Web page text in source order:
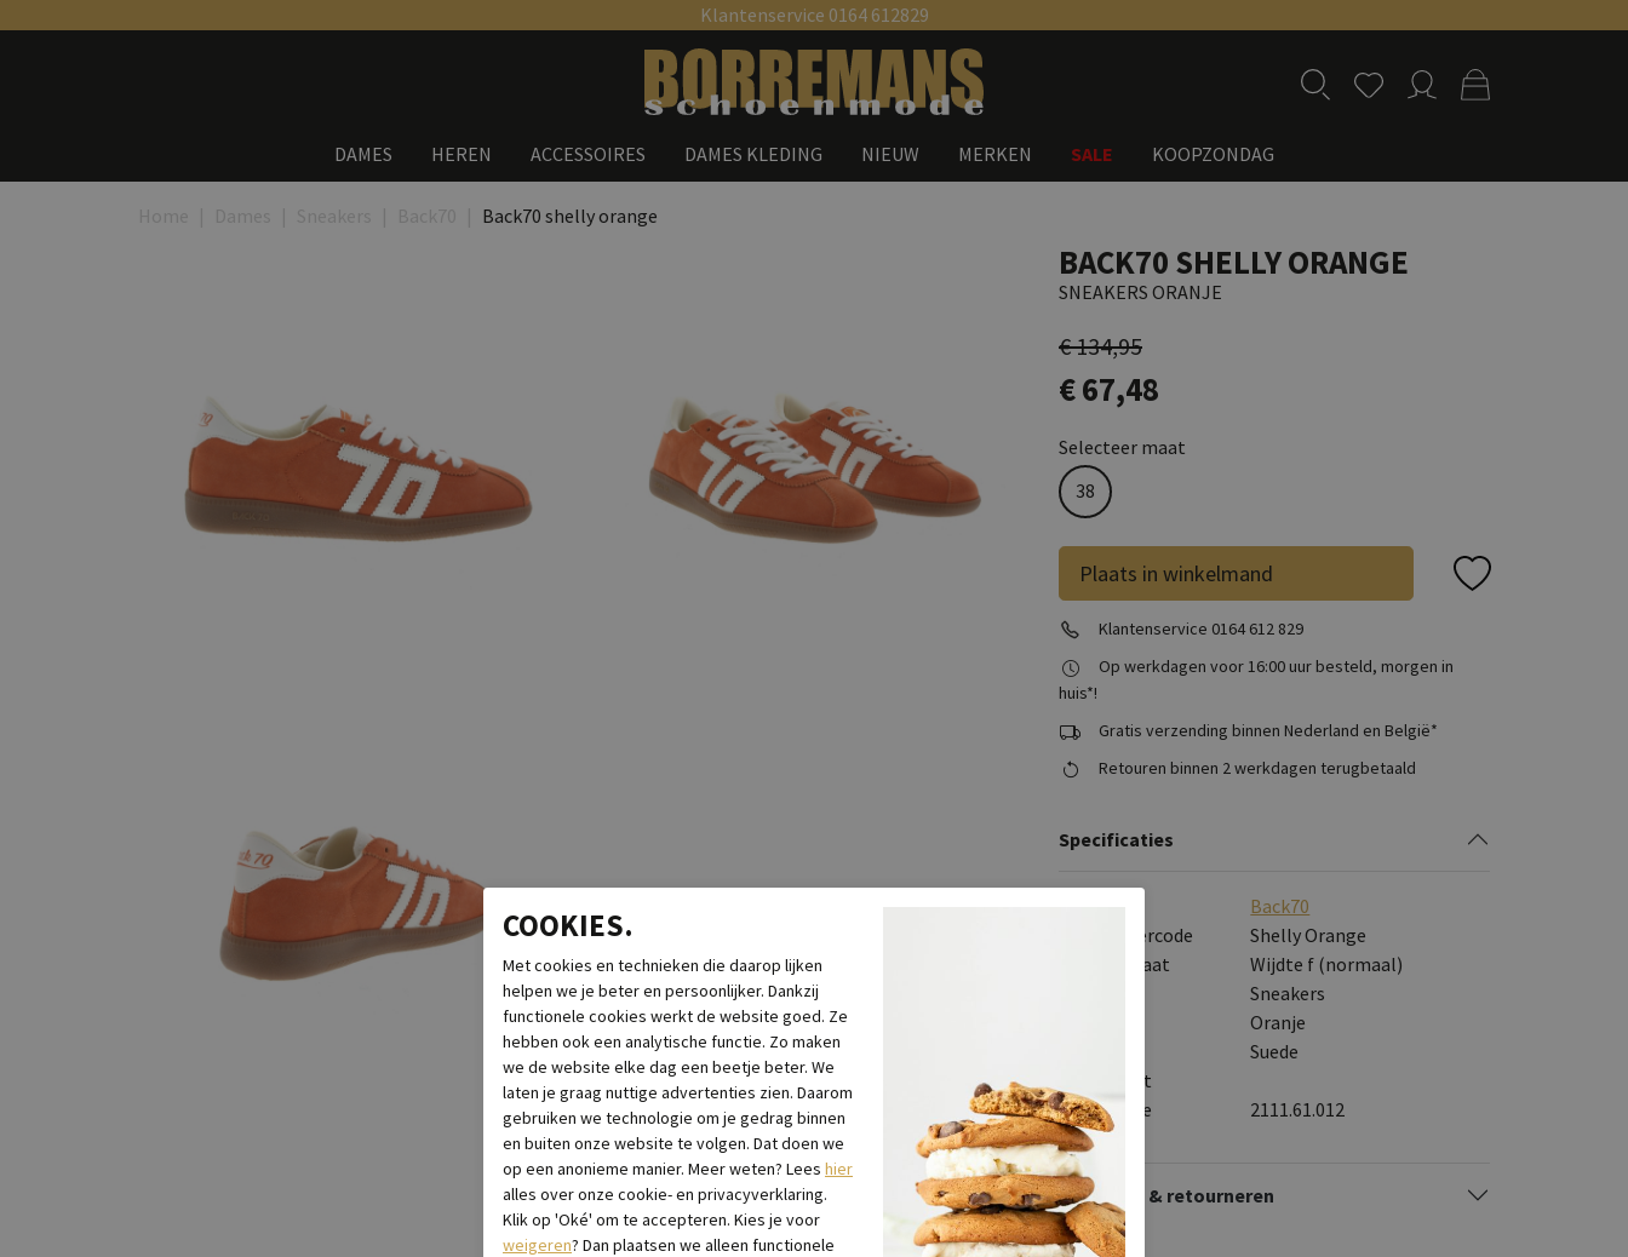
Klantenservice 0164 612829
DAMES HEREN ACCESSOIRES DAMES KLEDING NIEUW MERKEN SALE KOOPZONDAG
Zoeken
Back70 shelly orange
BACK70 SHELLY ORANGE
SNEAKERS ORANJE
€ 134,95
€ 67,48
Selecteer maat
38
Plaats in winkelmand
Klantenservice 0164 612 829
Op werkdagen voor 16:00 uur besteld, morgen in
huis*!
Gratis verzending binnen Nederland en België*
Retouren binnen 2 werkdagen terugbetaald
Specificaties
Back70
Leveranciercode
Shelly Orange
Breedtemaat
Wijdte f (normaal)
Sneakers
Oranje
buitenkant
Suede
Bestelcode 2111.61.012
Bezorgen & retourneren
COOKIES.
Met cookies en technieken die daarop lijken
helpen we je beter en persoonlijker. Dankzij
functionele cookies werkt de website goed. Ze
hebben ook een analytische functie. Zo maken
we de website elke dag een beetje beter. We
laten je graag nuttige advertenties zien. Daarom
gebruiken we technologie om je gedrag binnen
en buiten onze website te volgen. Dat doen we
op een anonieme manier. Meer weten? Lees hier
alles over onze cookie- en privacyverklaring.
Klik op 'Oké' om te accepteren. Kies je voor
weigeren? Dan plaatsen we alleen functionele